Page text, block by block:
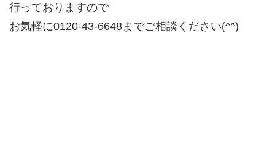
行っておりますので
お気軽に0120-43-6648までご相談ください(^^)